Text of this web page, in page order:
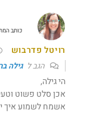
כותב
רויטל פדרבוש
הגב לגילה
הי גילה,
אכן סלט פשוט
אשמח לשמוע איך